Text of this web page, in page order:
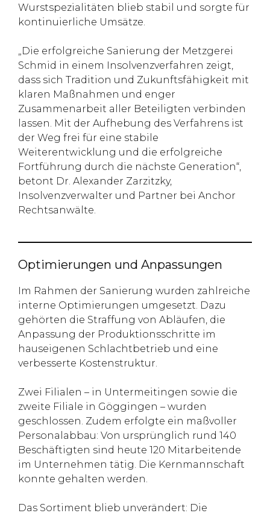
Wurstspezialitäten blieb stabil und sorgte für
kontinuierliche Umsätze.
„Die erfolgreiche Sanierung der Metzgerei
Schmid in einem Insolvenzverfahren zeigt,
dass sich Tradition und Zukunftsfähigkeit mit
klaren Maßnahmen und enger
Zusammenarbeit aller Beteiligten verbinden
lassen. Mit der Aufhebung des Verfahrens ist
der Weg frei für eine stabile
Weiterentwicklung und die erfolgreiche
Fortführung durch die nächste Generation“,
betont Dr. Alexander Zarzitzky,
Insolvenzverwalter und Partner bei Anchor
Rechtsanwälte.
Optimierungen und Anpassungen
Im Rahmen der Sanierung wurden zahlreiche
interne Optimierungen umgesetzt. Dazu
gehörten die Straffung von Abläufen, die
Anpassung der Produktionsschritte im
hauseigenen Schlachtbetrieb und eine
verbesserte Kostenstruktur.
Zwei Filialen – in Untermeitingen sowie die
zweite Filiale in Göggingen – wurden
geschlossen. Zudem erfolgte ein maßvoller
Personalabbau: Von ursprünglich rund 140
Beschäftigten sind heute 120 Mitarbeitende
im Unternehmen tätig. Die Kernmannschaft
konnte gehalten werden.
Das Sortiment blieb unverändert: Die